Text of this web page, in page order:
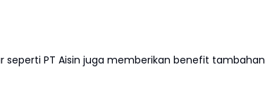
PT Aisin juga memberikan benefit tambahan